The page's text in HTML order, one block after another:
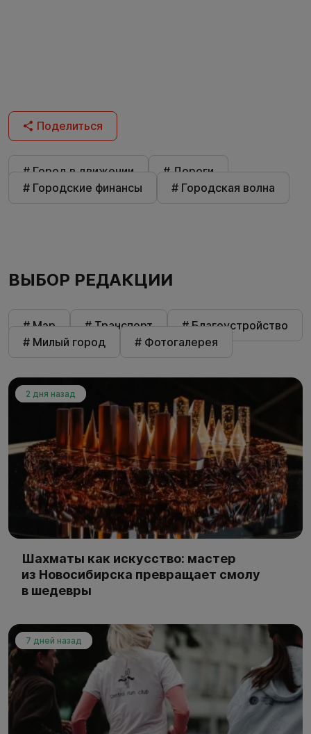
Поделиться
# Город в движении
# Дороги
# Городские финансы
# Городская волна
ВЫБОР РЕДАКЦИИ
# Мэр # Транспорт
# Благоустройство
# Милый город
# Фотогалерея
2 дня назад
Шахматы как искусство: мастер
из Новосибирска превращает смолу
в шедевры
7 дней назад